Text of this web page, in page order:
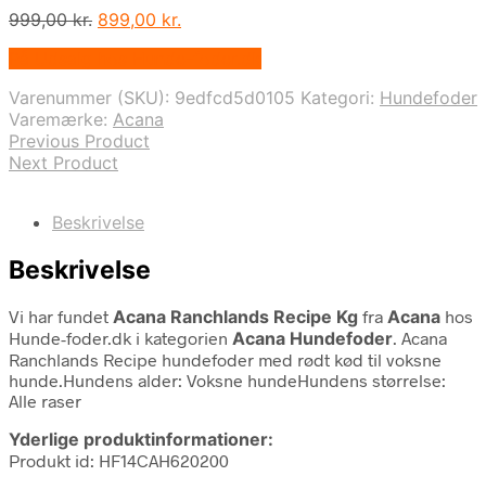
999,00kr. Den
999,00 kr..
899,00 kr.
899,00 kr..
Varenummer (SKU): 9edfcd5d0105 Kategori: Hundefoder
Varemærke: Acana
Previous Product
Next Product
Beskrivelse
Beskrivelse
Vi har fundet Acana Ranchlands Recipe Kg fra Acana hos
Hunde-foder.dk i kategorien Acana Hundefoder. Acana
Ranchlands Recipe hundefoder med rødt kød til voksne
hunde.Hundens alder: Voksne hundeHundens størrelse:
Alle raser
Yderlige produktinformationer:
Produkt id: HF14CAH620200